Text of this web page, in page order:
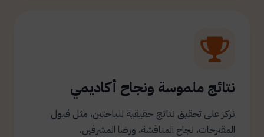
نتائج ملموسة ونجاح أكاديمي
نركز على تحقيق نتائج حقيقية للباحثين، مثل قبول
المقترحات، نجاح المناقشة، ورضا المشرفين.